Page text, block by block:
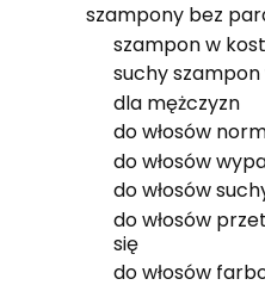
szampony bez
szampon w
suchy
dla mężczyzn
do włosów
do włosów
do włosów
do włosów
się
do włosów